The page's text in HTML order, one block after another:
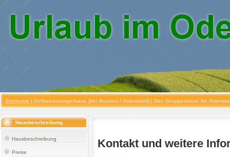
Startseite | Selbstversorgerhaus (bei Buchen / Odenwald) | Das Gruppenhaus für
Hausbeschreibung
Hausbeschreibung
Preise
Kontakt und weitere